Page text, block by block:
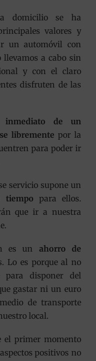
domicilio se ha
valores y
un automóvil con
llevamos a cabo sin
y con el claro
disfruten de las
inmediato de un
libremente por la
para poder ir
servicio supone un
tiempo para ellos.
que ir a nuestra
es un ahorro de
Lo es porque al no
para disponer del
gastar ni un euro
de transporte
local.
el primer momento
positivos no